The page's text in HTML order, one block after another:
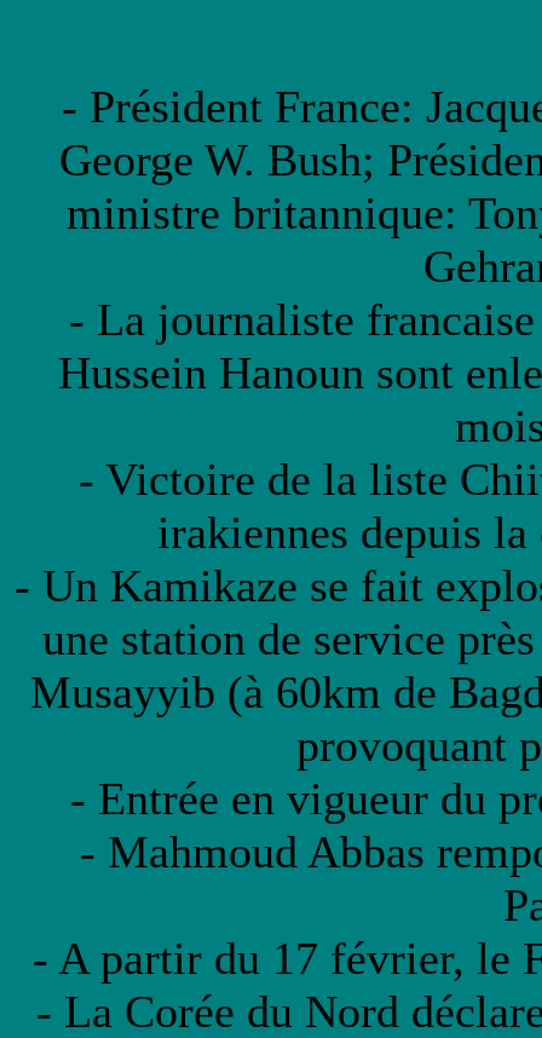
- Président France:
George W. Bush;
ministre britannique:
- La journaliste
Hussein Hanoun sont
- Victoire de la liste
irakiennes depuis la
- Un Kamikaze se fait
une station de service
Musayyib (à 60km de
provoquant
- Entrée en vigueur du
- Mahmoud Abbas
- A partir du 17 février, le
- La Corée du Nord